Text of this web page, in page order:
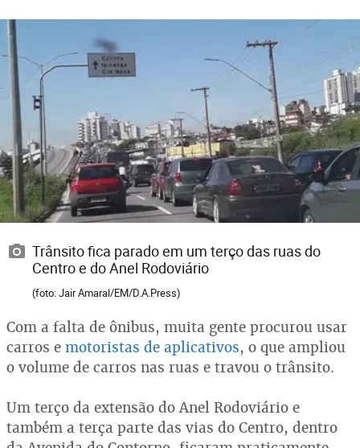
Trânsito fica parado em um terço das ruas do
Centro e do Anel Rodoviário
(foto: Jair Amaral/EM/D.A.Press)
Com a falta de ônibus, muita gente procurou usar
carros e motoristas de aplicativos, o que ampliou
o volume de carros nas ruas e travou o trânsito.
Um terço da extensão do Anel Rodoviário e
também a terça parte das vias do Centro, dentro